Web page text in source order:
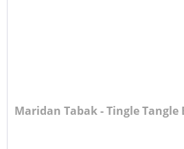
Maridan Tabak - Tingle Tangle